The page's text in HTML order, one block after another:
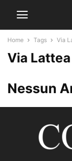
Home Tags Via
Via
Nessun